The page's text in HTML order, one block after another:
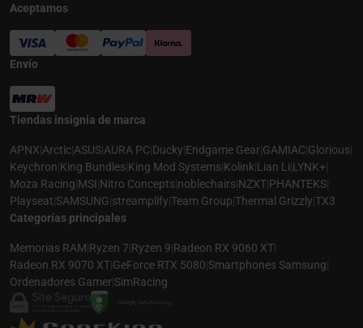
Aceptamos
Envío
Tiendas insignia de marca
APNX|Arctic|ASUS|AURA PC|Ducky|Endgame Gear|GAMIAC|Glorious|
Keychron|King Bundles|King Mod Systems|Kolink|Lian Li|LYNK+|
Moza Racing|MSI|Nitro Concepts|noblechairs|NZXT|PHANTEKS|
Playseat|SAMSUNG|streamplify|Team Group|Thermal Grizzly|TX3
Categorías principales
Memorias RAM|Ryzen 7|Ryzen 9|Radeon RX 9060 XT|
Radeon RX 9070 XT|GeForce RTX 5080|Smartphones Samsung|
Ordenadores Gamer|SimRacing